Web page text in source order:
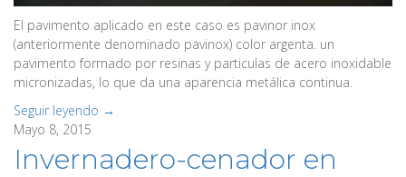
El pavimento aplicado en este caso es pavinor inox
(anteriormente denominado pavinox) color argenta. un
pavimento formado por resinas y particulas de acero inoxidable
micronizadas, lo que da una aparencia metálica continua.
Seguir leyendo →
Mayo 8, 2015
Invernadero-cenador en